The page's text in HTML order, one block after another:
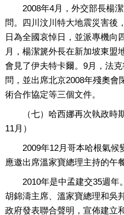
2008年4月，外交部長楊潔
問。四川汶川特大地震災害後
日為全國哀悼日，並派專機向
月，楊潔篪外長在新加坡東盟
會見了伊夫特卡爾。9月，法
問，並出席北京2008年殘奧會
術合作協定等三個文件。
（七）哈西娜再次執政時
11月）
2009年12月哥本哈根氣候
應邀出席溫家寶總理主持的午
2010年是中孟建交35週年
胡錦濤主席、溫家寶總理和吳
政府發表聯合聲明，宣佈建立